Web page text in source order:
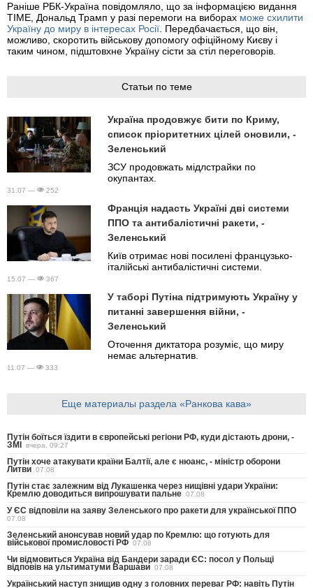
Раніше РБК-Україна повідомляло, що за інформацією видання
TIME, Дональд Трамп у разі перемоги на виборах може схилити
Україну до миру в інтересах Росії . Передбачається, що він,
можливо, скоротить військову допомогу офіційному Києву і
таким чином, підштовхне Україну сісти за стіл переговорів.
Статьи по теме
Україна продовжує бити по Криму,
список пріоритетних цілей оновили, -
Зеленський
ЗСУ продовжать мідлстрайки по
окупантах.
31.07 — 252
Франція надасть Україні дві системи
ППО та антибалістичні ракети, -
Зеленський
Київ отримає нові посилені французько-
італійські антибалістичні системи.
15.07 — 367
У таборі Путіна підтримують Україну у
питанні завершення війни, -
Зеленський
Оточення диктатора розуміє, що миру
немає альтернатив.
11.07 — 333
Еще материалы раздела «Ранкова кава»
Путін боїться їздити в європейські регіони РФ, куди дістають дрони, -
ЗМІ вчера, 09:27
Путін хоче атакувати країни Балтії, але є нюанс, - міністр оборони
Литви 07.08
Путін стає залежним від Лукашенка через нищівні удари України:
Кремлю доводиться випрошувати пальне 07.08
У ЄС відповіли на заяву Зеленського про ракети для української ППО
07.08
Зеленський анонсував новий удар по Кремлю: що готують для
військової промисловості РФ 07.08
Чи відмовиться Україна від Бандери заради ЄС: посол у Польщі
відповів на ультиматуми Варшави 07.08
Український наступ знищив одну з головних переваг РФ: навіть Путін